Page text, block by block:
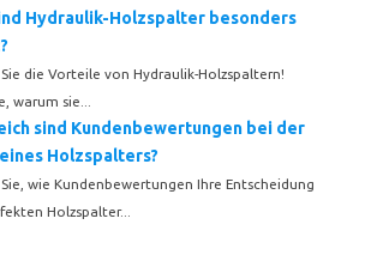
Hydraulik-Holzspalter besonders
die Vorteile von Hydraulik-Holzspaltern!
warum sie...
sind Kundenbewertungen bei der
Holzspalters?
wie Kundenbewertungen Ihre Entscheidung
Holzspalter...